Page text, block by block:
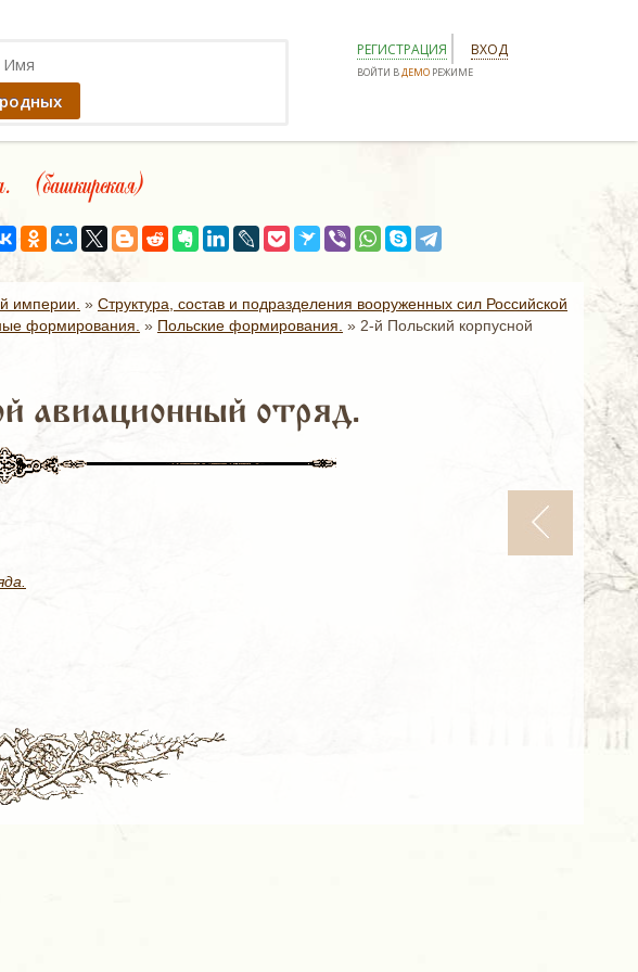
РЕГИСТРАЦИЯ ВХОД
ВОЙТИ ВДЕМО РЕЖИМЕ
империи. » Структура, состав и подразделения вооруженных сил Российской
формирования. » Польские формирования. » 2-й Польский корпусной
авиационный отряд.